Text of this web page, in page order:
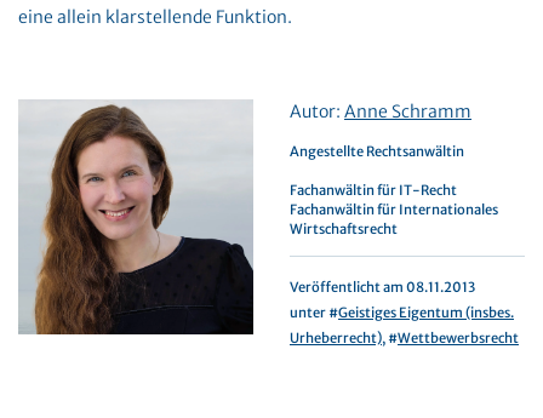
eine allein klarstellende Funktion.
Autor: Anne Schramm
Angestellte Rechtsanwältin
Fachanwältin für IT-Recht
Fachanwältin für Internationales
Wirtschaftsrecht
Veröffentlicht am 08.11.2013
unter #Geistiges Eigentum (insbes.
Urheberrecht), #Wettbewerbsrecht